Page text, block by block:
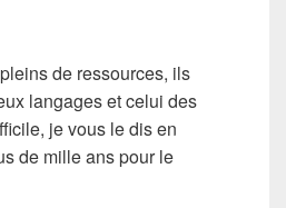
de ressources, ils
langages et celui des
je vous le dis en
de mille ans pour le